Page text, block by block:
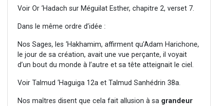
Voir Or ‘Hadach sur Méguilat Esther, chapitre 2, verset 7.
Dans le même ordre d’idée :
Nos Sages, les ‘Hakhamim, affirment qu’Adam Harichone,
le jour de sa création, avait une vue perçante, il voyait
d’un bout du monde à l’autre et sa tête atteignait le ciel.
Voir Talmud ‘Haguiga 12a et Talmud Sanhédrin 38a.
Nos maîtres disent que cela fait allusion à sa grandeur